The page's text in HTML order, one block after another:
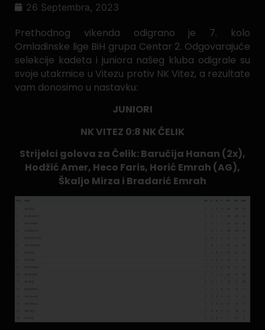
26 Septembra, 2023
Prethodnog vikenda odigrano je 7. kolo
Omladinske lige BiH grupa Centar 2. Odgovarajuće
selekcije kadeta i juniora našeg kluba odigrale su
svoje utakmice u Vitezu protiv NK Vitez, a rezultate
vam donosimo u nastavku:
JUNIORI
NK VITEZ 0:8 NK ČELIK
Strijelci golova za Čelik: Baručija Hanan (2x),
Hodžić Amer, Heco Faris, Horić Emrah (AG),
Škaljo Mirza i Bradarić Emrah